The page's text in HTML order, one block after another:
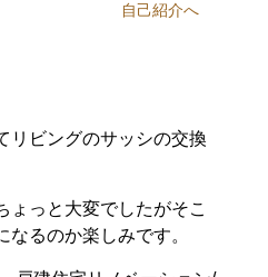
自己紹介へ
リビングのサッシの交換
っと大変でしたがそこ
るのか楽しみです。